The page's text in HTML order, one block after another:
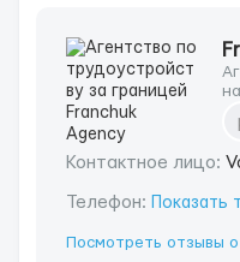
Контактное лицо:
Телефон: Показать
Посмотреть отзывы